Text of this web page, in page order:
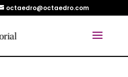
octaedro@octaedro.com